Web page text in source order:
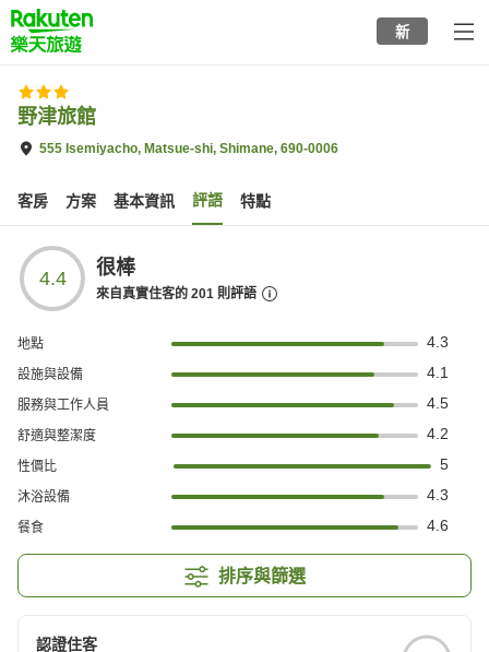
to
top
page
新
野津旅館
555 Isemiyacho, Matsue-shi, Shimane, 690-0006
客房 方案 基本資訊 評語 特點
4.4 很棒
來自真實住客的 201 則評語
地點 4.3
設施與設備 4.1
服務與工作人員 4.5
舒適與整潔度 4.2
性價比 5
沐浴設備 4.3
餐食 4.6
排序與篩選
認證住客